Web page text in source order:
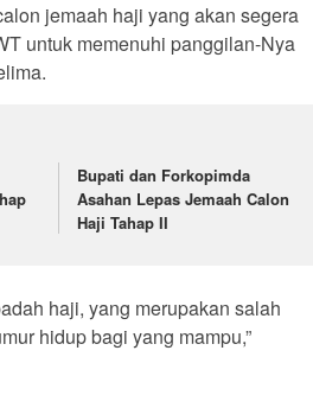
jemaah haji yang akan segera
untuk memenuhi panggilan-Nya
Bupati dan Forkopimda
Asahan Lepas Jemaah Calon
Haji Tahap II
haji, yang merupakan salah
hidup bagi yang mampu,”